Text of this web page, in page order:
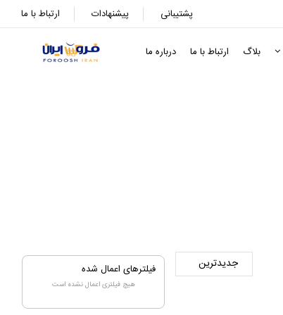
ارتباط با ما پیشنهادات پشتیبانی
بلاگ ارتباط با ما درباره ما
فیلترهای اعمال شده
هیچ فیلتری اعمال نشده است